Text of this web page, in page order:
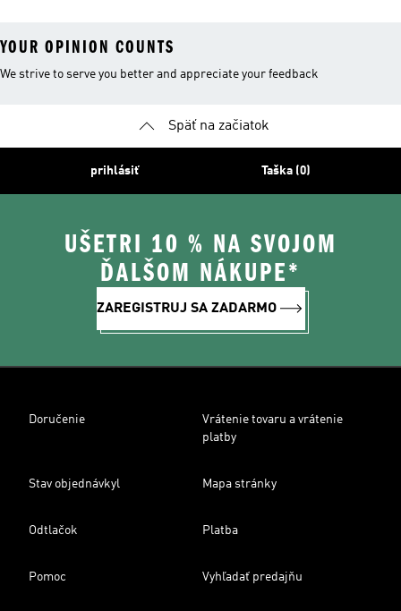
YOUR OPINION COUNTS
We strive to serve you better and appreciate your feedback
Späť na začiatok
prihlásiť Taška (0)
UŠETRI 10 % NA SVOJOM
ĎALŠOM NÁKUPE*
ZAREGISTRUJ SA ZADARMO
Doručenie
Vrátenie tovaru a vrátenie
platby
Stav objednávkyl Mapa stránky
Odtlačok Platba
Pomoc Vyhľadať predajňu